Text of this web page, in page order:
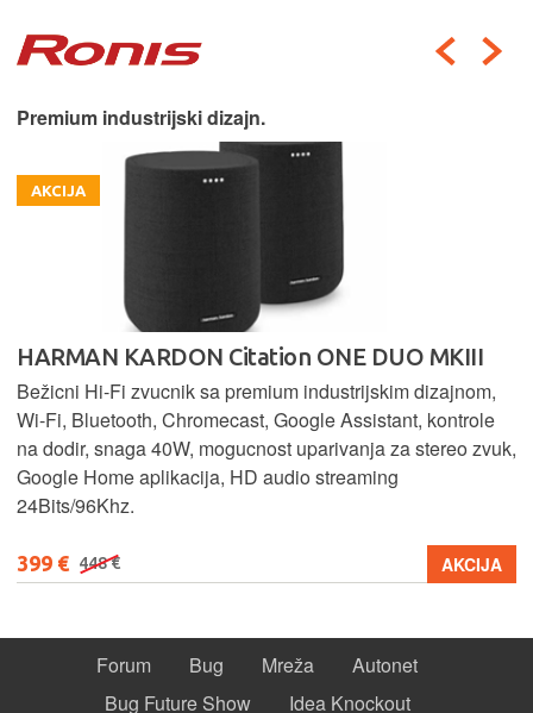
Premium industrijski dizajn.
AKCIJA
HARMAN KARDON Citation ONE DUO MKIII
Bežicni Hi-Fi zvucnik sa premium industrijskim dizajnom,
Wi-Fi, Bluetooth, Chromecast, Google Assistant, kontrole
na dodir, snaga 40W, mogucnost uparivanja za stereo zvuk,
Google Home aplikacija, HD audio streaming
24Bits/96Khz.
399 € 448 € AKCIJA
Forum Bug Mreža
Autonet
Bug Future Show
Idea Knockout